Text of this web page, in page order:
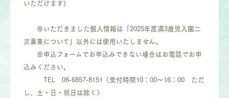
いただけます)
※いただきました個人情報は「2025年度満3歳児入園二
次募集について」以外には使用いたしません。
※申込フォームでお申込みできない場合はお電話でお申
込みください。
TEL 06-6857-8151（受付時間10：00～16：00 ただ
し、土・日・祝日は除く）